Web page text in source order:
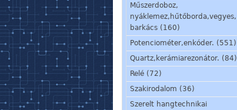
Műszerdoboz,
nyáklemez,hűtőborda,vegyes,
barkács (160)
Potenciométer,enkóder. (551)
Quartz,kerámiarezonátor. (84)
Relé (72)
Szakirodalom (36)
Szerelt hangtechnikai